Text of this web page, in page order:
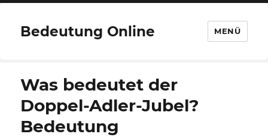
Bedeutung Online MENÜ
Was bedeutet der
Doppel-Adler-Jubel?
Bedeutung